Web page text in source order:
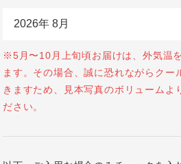
※5月〜10月上旬頃お届けは、外気温
ます。その場合、誠に恐れながらク
きますため、見本写真のボリューム
ださい。